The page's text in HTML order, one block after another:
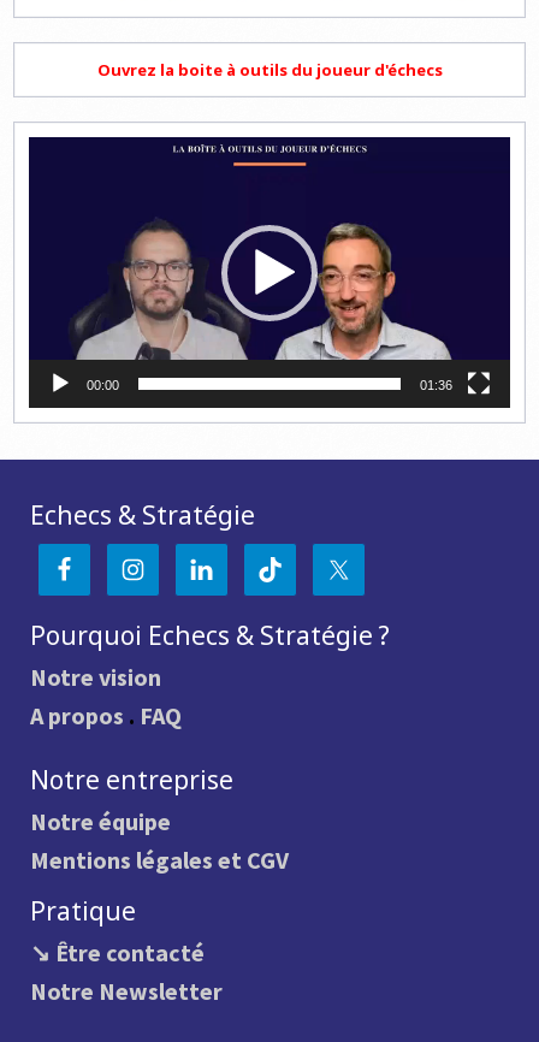
Ouvrez la boite à outils du joueur d'échecs
00:00 01:36
Echecs & Stratégie
Pourquoi Echecs & Stratégie ?
Notre vision
A propos . FAQ
Notre entreprise
Notre équipe
Mentions légales et CGV
Pratique
↘ Être contacté
Notre Newsletter